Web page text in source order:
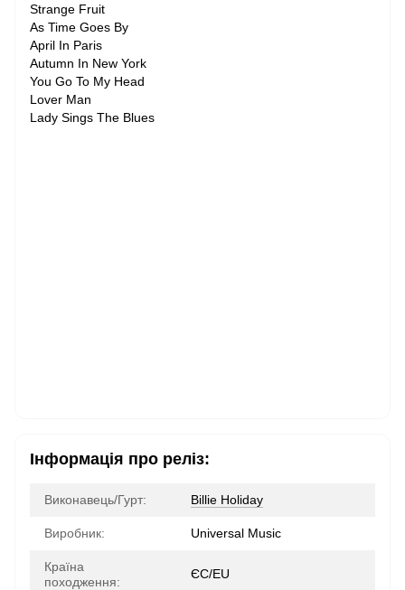
Strange Fruit
As Time Goes By
April In Paris
Autumn In New York
You Go To My Head
Lover Man
Lady Sings The Blues
Інформація про реліз:
Виконавець/Гурт: Billie Holiday
Виробник: Universal Music
Країна
походження:
ЄС/EU